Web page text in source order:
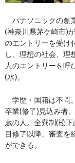
パナソニックの創
(神奈川県茅ケ崎市)
のエントリーを受け
し、理想の社会、理
人のエントリーを呼
(水)。
学歴・国籍は不問
卒業(修了)見込み者
歳の人。全寮制(松
目修了以降、審査を
ができる。